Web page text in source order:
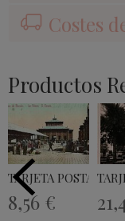
Costes
Productos
TARJETA POSTAL
8,56 €